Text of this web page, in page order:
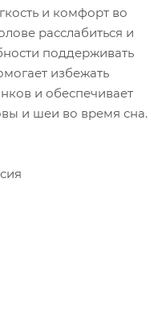
и комфорт во
расслабиться и
поддерживать
избежать
и обеспечивает
и шеи во время сна.